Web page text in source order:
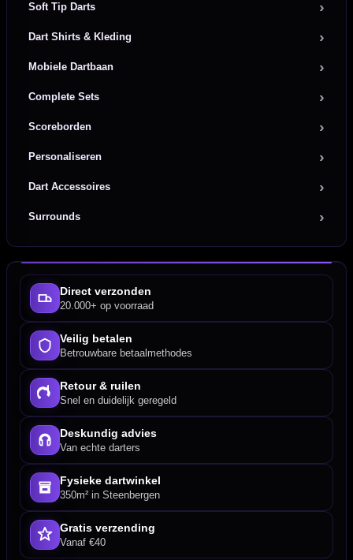
Soft Tip Darts
Dart Shirts & Kleding
Mobiele Dartbaan
Complete Sets
Scoreborden
Personaliseren
Dart Accessoires
Surrounds
Direct verzonden
20.000+ op voorraad
Veilig betalen
Betrouwbare betaalmethodes
Retour & ruilen
Snel en duidelijk geregeld
Deskundig advies
Van echte darters
Fysieke dartwinkel
350m² in Steenbergen
Gratis verzending
Vanaf €40